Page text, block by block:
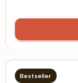
Bestseller